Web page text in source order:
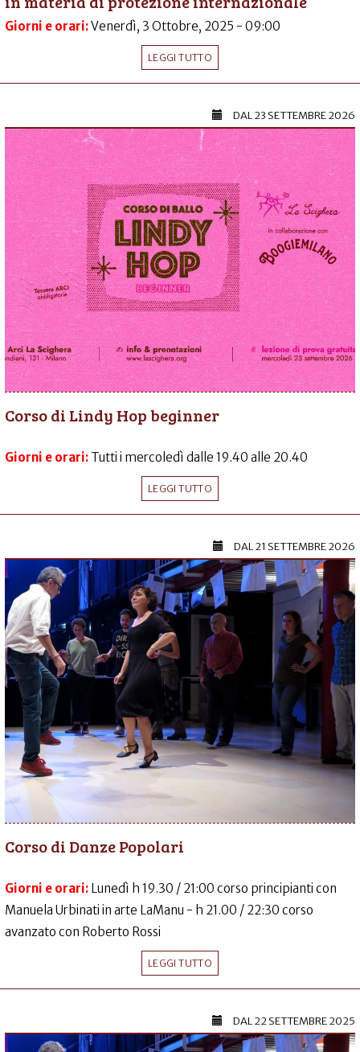
Giorni e orari:Venerdì, 3 Ottobre, 2025 - 09:00
LEGGI TUTTO
DAL23 SETTEMBRE 2026
Corso di Lindy Hop beginner
Giorni e orari: Tutti i mercoledì dalle 19.40 alle 20.40
LEGGI TUTTO
DAL21 SETTEMBRE 2026
Corso di Danze Popolari
Giorni e orari: Lunedì h 19.30 / 21:00 corso principianti con
Manuela Urbinati in arte LaManu - h 21.00 / 22:30 corso
avanzato con Roberto Rossi
LEGGI TUTTO
DAL22 SETTEMBRE 2025